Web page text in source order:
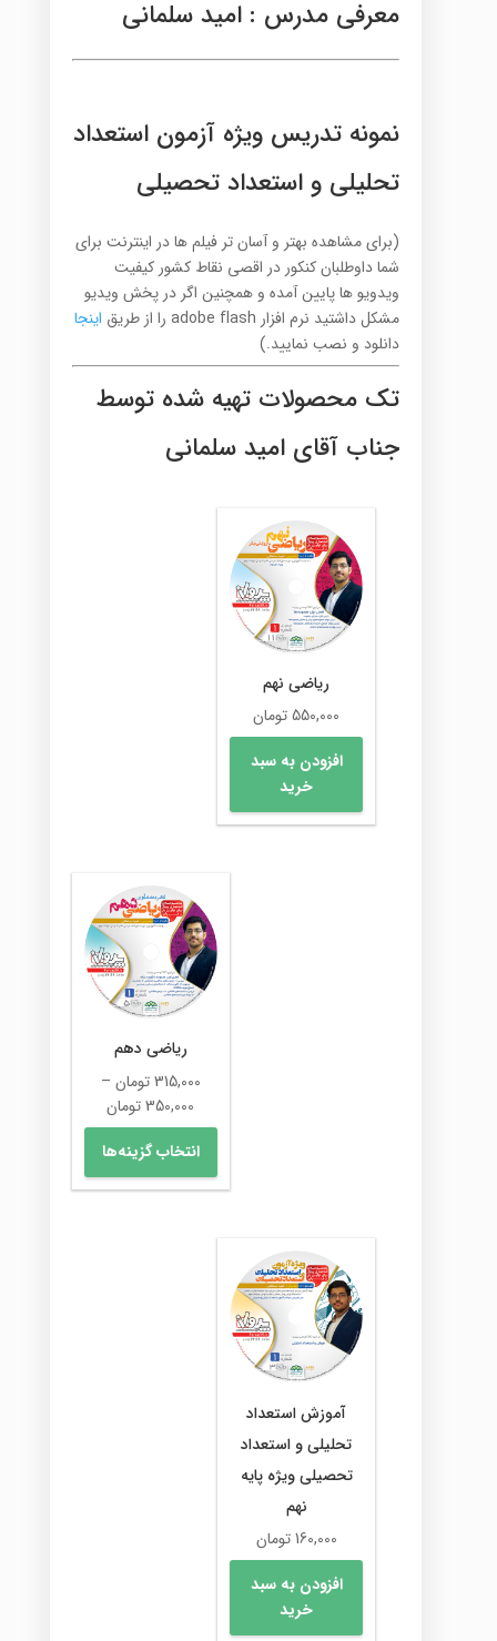
معرفی مدرس : امید سلمانی
نمونه تدریس ویژه آزمون استعداد
تحلیلی و استعداد تحصیلی
(برای مشاهده بهتر و آسان تر فیلم ها در اینترنت برای
شما داوطلبان کنکور در اقصی نقاط کشور کیفیت
ویدویو ها پایین آمده و همچنین اگر در پخش ویدیو
مشکل داشتید نرم افزار adobe flash را از طریق
اینجا
دانلود و نصب نمایید.)
تک محصولات تهیه شده توسط
جناب آقای امید سلمانی
ریاضی نهم
550,000تومان
افزودن به سبد
خرید
ریاضی دهم
315,000تومان –
350,000تومانمحدوده
قیمت:
تا
انتخاب گزینه‌ها
این
دارای
آموزش استعداد
تحلیلی و استعداد
تحصیلی ویژه پایه
نهم
160,000تومان
افزودن به سبد
خرید